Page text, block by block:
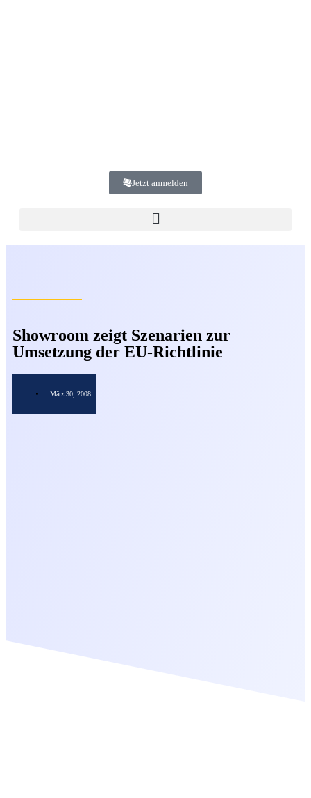
Jetzt anmelden
Showroom zeigt Szenarien zur
Umsetzung der EU-Richtlinie
März 30, 2008